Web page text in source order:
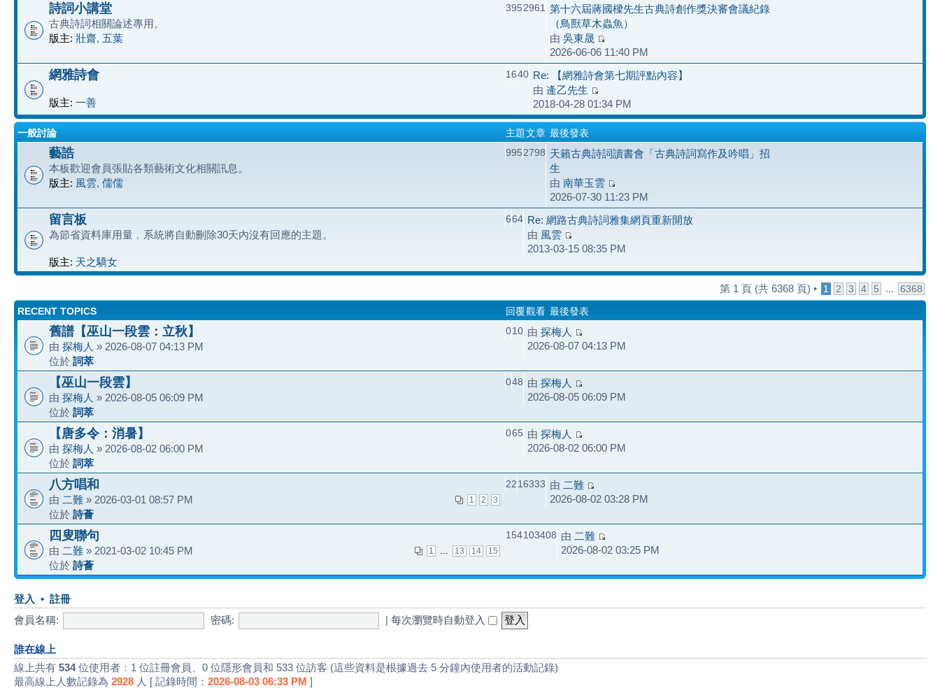
詩詞小講堂
古典詩詞相關論述專用。
版主: 壯齋, 五葉
3952961 第十六屆蔣國樑先生古典詩創作獎決審會議紀錄
（鳥獸草木蟲魚）
由 吳東晟
2026-06-06 11:40 PM
網雅詩會
版主: 一善
1640 Re: 【網雅詩會第七期評點內容】
由 逄乙先生
2018-04-28 01:34 PM
一般討論 主題文章 最後發表
藝誥
本板歡迎會員張貼各類藝術文化相關訊息。
版主: 風雲, 儒儒
9952798 天籟古典詩詞讀書會「古典詩詞寫作及吟唱」招
生
由 南華玉雲
2026-07-30 11:23 PM
留言板
為節省資料庫用量﹐系統將自動刪除30天內沒有回應的主題。
版主: 天之驕女
664 Re: 網路古典詩詞雅集網頁重新開放
由 風雲
2013-03-15 08:35 PM
第 1 頁 (共 6368 頁) • 1 2 3 4 5 ...
6368
RECENT TOPICS
回覆觀看 最後發表
舊譜【巫山一段雲：立秋】
由 探梅人 » 2026-08-07 04:13 PM
位於 詞萃
010 由 探梅人
2026-08-07 04:13 PM
【巫山一段雲】
由 探梅人 » 2026-08-05 06:09 PM
位於 詞萃
048 由 探梅人
2026-08-05 06:09 PM
【唐多令：消暑】
由 探梅人 » 2026-08-02 06:00 PM
位於 詞萃
065 由 探梅人
2026-08-02 06:00 PM
八方唱和
1 2 3
由 二難 » 2026-03-01 08:57 PM
位於 詩薈
2216333 由 二難
2026-08-02 03:28 PM
四叟聯句
1 13 14 15
由 二難 » 2021-03-02 10:45 PM
位於 詩薈
154103408 由 二難
2026-08-02 03:25 PM
登入 • 註冊
會員名稱: 密碼: |每次瀏覽時自動登入
誰在線上
線上共有 534位使用者：1 位註冊會員、0 位隱形會員和 533 位訪客 (這些資料是根據過去 5 分鐘內使用者的活動記錄)
最高線上人數記錄為 2928 人 [ 記錄時間： 2026-08-03 06:33 PM ]